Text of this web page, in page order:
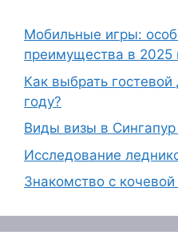
Мобильные игры:
преимущества в 2025
Как выбрать
году?
Виды визы в
Исследование
Знакомство с